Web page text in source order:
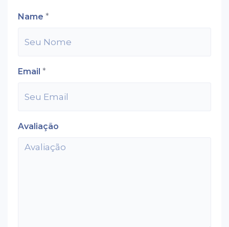
Name *
Email *
Avaliação